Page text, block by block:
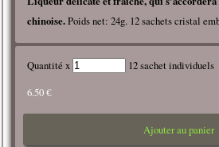
chinoise.Poids net: 24g. 12 sachets cristal
Quantité x
12 sachet individuels
6.50 €
Ajouter au panier